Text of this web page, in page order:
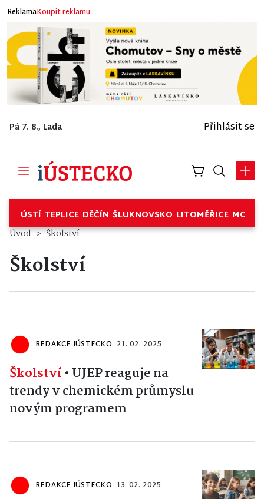
ReklamaKoupit reklamu
Pá 7. 8., Lada Přihlásit se
ÚSTÍ TEPLICE DĚČÍN ŠLUKNOVSKO LITOMĚŘICE
Úvod Školství
Školství
REDAKCE IÚSTECKO 21. 02. 2025
Školství• UJEP reaguje na
trendy v chemickém průmyslu
novým programem
REDAKCE IÚSTECKO 13. 02. 2025